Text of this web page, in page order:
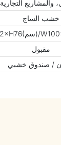
والمشاريع التجارية
خشب الساج
مقبول
/ صندوق خشبي